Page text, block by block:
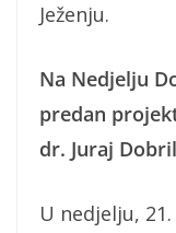
Ježenju.
Na Nedjelju
predan
dr. Juraj
U nedjelju,